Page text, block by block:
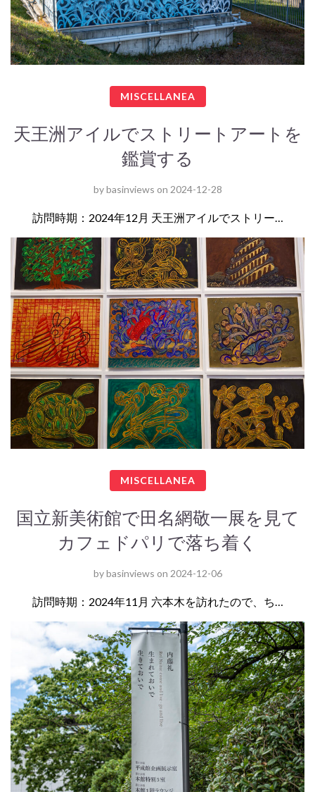
MISCELLANEA
天王洲アイルでストリートアートを
鑑賞する
bybasinviews on 2024-12-28
訪問時期：2024年12月 天王洲アイルでストリー…
MISCELLANEA
国立新美術館で田名網敬一展を見て
カフェドパリで落ち着く
bybasinviews on 2024-12-06
訪問時期：2024年11月 六本木を訪れたので、ち…